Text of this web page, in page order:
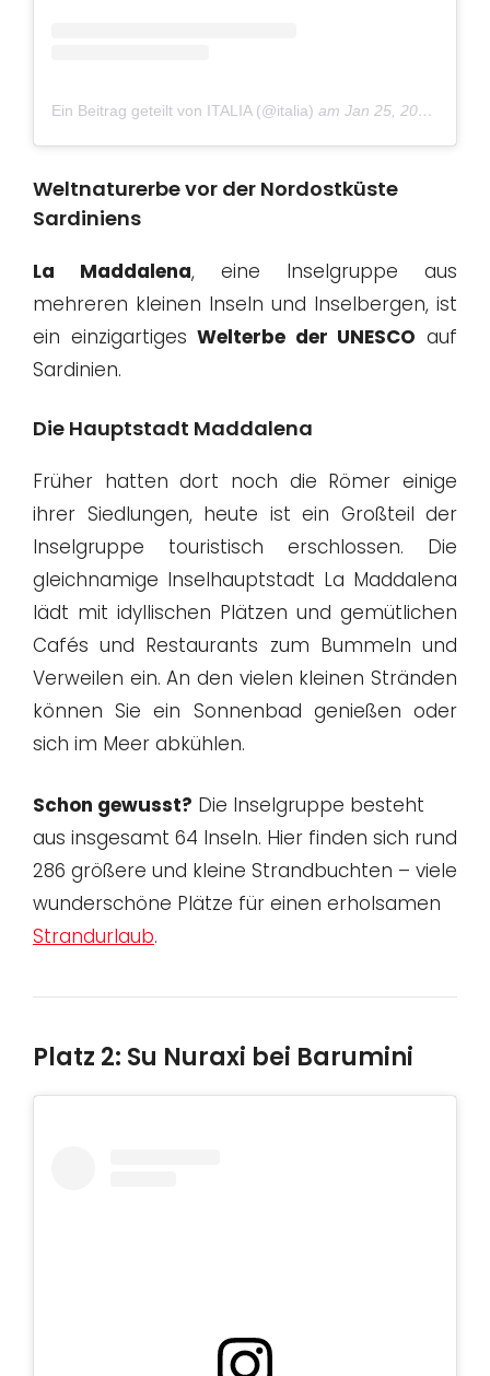
Ein Beitrag geteilt von ITALIA (@italia) am Jan 25, 2019 um 11:28 PST
Weltnaturerbe vor der Nordostküste
Sardiniens
La Maddalena, eine Inselgruppe aus
mehreren kleinen Inseln und Inselbergen, ist
ein einzigartigesWelterbe der UNESCO auf
Sardinien.
Die Hauptstadt Maddalena
Früher hatten dort noch die Römer einige
ihrer Siedlungen, heute ist ein Großteil der
Inselgruppe touristisch erschlossen. Die
gleichnamige Inselhauptstadt La Maddalena
lädt mit idyllischen Plätzen und gemütlichen
Cafés und Restaurants zum Bummeln und
Verweilen ein. An den vielen kleinen Stränden
können Sie ein Sonnenbad genießen oder
sich im Meer abkühlen.
Schon gewusst? Die Inselgruppe besteht
aus insgesamt 64 Inseln. Hier finden sich rund
286 größere und kleine Strandbuchten – viele
wunderschöne Plätze für einen erholsamen
Strandurlaub.
Platz 2: Su Nuraxi bei Barumini